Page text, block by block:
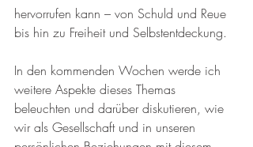
hervorrufen kann – von Schuld und Reue
bis hin zu Freiheit und Selbstentdeckung.
In den kommenden Wochen werde ich
weitere Aspekte dieses Themas
beleuchten und darüber diskutieren, wie
wir als Gesellschaft und in unseren